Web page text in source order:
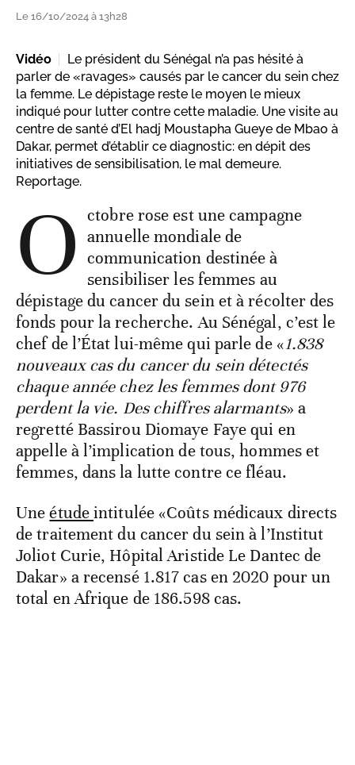
Le 16/10/2024 à 13h28
Vidéo
Le président du Sénégal n’a pas hésité à
parler de «ravages» causés par le cancer du sein chez
la femme. Le dépistage reste le moyen le mieux
indiqué pour lutter contre cette maladie. Une visite au
centre de santé d’El hadj Moustapha Gueye de Mbao à
Dakar, permet d’établir ce diagnostic: en dépit des
initiatives de sensibilisation, le mal demeure.
Reportage.
O ctobre rose est une campagne
annuelle mondiale de
communication destinée à
sensibiliser les femmes au
dépistage du cancer du sein et à récolter des
fonds pour la recherche. Au Sénégal, c’est le
chef de l’État lui-même qui parle de «1.838
nouveaux cas du cancer du sein détectés
chaque année chez les femmes dont 976
perdent la vie. Des chiffres alarmants» a
regretté Bassirou Diomaye Faye qui en
appelle à l’implication de tous, hommes et
femmes, dans la lutte contre ce fléau.
Uneétudeintitulée «Coûts médicaux directs
de traitement du cancer du sein à l’Institut
Joliot Curie, Hôpital Aristide Le Dantec de
Dakar» a recensé 1.817 cas en 2020 pour un
total en Afrique de 186.598 cas.